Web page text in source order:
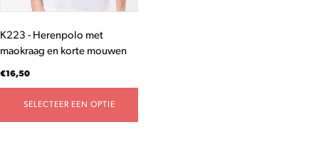
K223 - Herenpolo met
maokraag en korte mouwen
€16,50
SELECTEER EEN OPTIE
gekozen
op
de
productpagina